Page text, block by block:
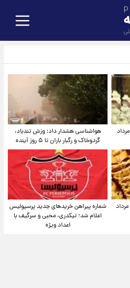
قیمت طلا ۱۸عیار امروز شنبه ۱۷ مرداد
هواشناسی هشدار داد: وزش تندباد،
گردوخاک و رگبار باران تا ۵ روز آینده
قیمت طلا و سکه امروز جمعه ۱۶ مرداد
شماره پیراهن خریدهای جدید پرسپولیس
اعلام شد؛ تیکدری، محبی و سرگیف با
اعداد ویژه